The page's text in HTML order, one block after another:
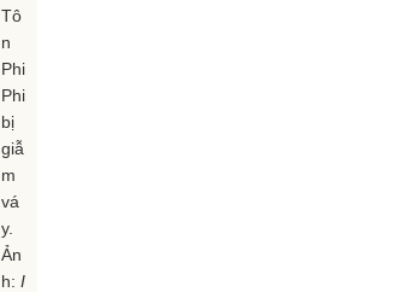
Tô
n
Phi
Phi
bị
giẫ
m
vá
y.
Ản
h: I